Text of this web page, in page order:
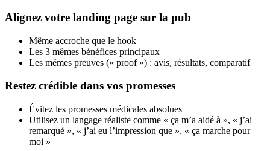
Alignez votre landing page sur la pub
Même accroche que le hook
Les 3 mêmes bénéfices principaux
Les mêmes preuves (« proof ») : avis, résultats, comparatif
Restez crédible dans vos promesses
Évitez les promesses médicales absolues
Utilisez un langage réaliste comme « ça m’a aidé à », « j’ai
remarqué », « j’ai eu l’impression que », « ça marche pour
moi »